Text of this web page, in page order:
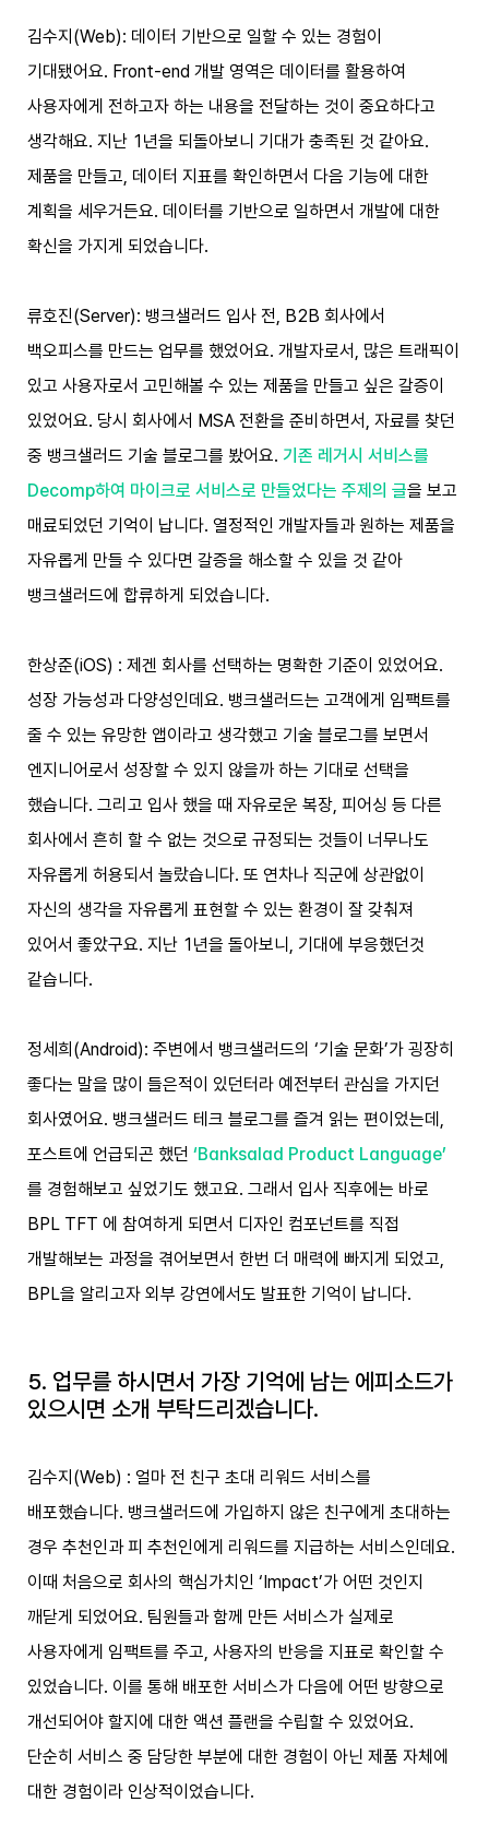
김수지(Web): 데이터 기반으로 일할 수 있는 경험이
기대됐어요. Front-end 개발 영역은 데이터를 활용하여
사용자에게 전하고자 하는 내용을 전달하는 것이 중요하다고
생각해요. 지난 1년을 되돌아보니 기대가 충족된 것 같아요.
제품을 만들고, 데이터 지표를 확인하면서 다음 기능에 대한
계획을 세우거든요. 데이터를 기반으로 일하면서 개발에 대한
확신을 가지게 되었습니다.
류호진(Server): 뱅크샐러드 입사 전, B2B 회사에서
백오피스를 만드는 업무를 했었어요. 개발자로서, 많은 트래픽이
있고 사용자로서 고민해볼 수 있는 제품을 만들고 싶은 갈증이
있었어요. 당시 회사에서 MSA 전환을 준비하면서, 자료를 찾던
중 뱅크샐러드 기술 블로그를 봤어요. 기존 레거시 서비스를
Decomp하여 마이크로 서비스로 만들었다는 주제의 글을 보고
매료되었던 기억이 납니다. 열정적인 개발자들과 원하는 제품을
자유롭게 만들 수 있다면 갈증을 해소할 수 있을 것 같아
뱅크샐러드에 합류하게 되었습니다.
한상준(iOS) : 제겐 회사를 선택하는 명확한 기준이 있었어요.
성장 가능성과 다양성인데요. 뱅크샐러드는 고객에게 임팩트를
줄 수 있는 유망한 앱이라고 생각했고 기술 블로그를 보면서
엔지니어로서 성장할 수 있지 않을까 하는 기대로 선택을
했습니다. 그리고 입사 했을 때 자유로운 복장, 피어싱 등 다른
회사에서 흔히 할 수 없는 것으로 규정되는 것들이 너무나도
자유롭게 허용되서 놀랐습니다. 또 연차나 직군에 상관없이
자신의 생각을 자유롭게 표현할 수 있는 환경이 잘 갖춰져
있어서 좋았구요. 지난 1년을 돌아보니, 기대에 부응했던것
같습니다.
정세희(Android): 주변에서 뱅크샐러드의 ‘기술 문화’가 굉장히
좋다는 말을 많이 들은적이 있던터라 예전부터 관심을 가지던
회사였어요. 뱅크샐러드 테크 블로그를 즐겨 읽는 편이었는데,
포스트에 언급되곤 했던 ‘Banksalad Product Language’
를 경험해보고 싶었기도 했고요. 그래서 입사 직후에는 바로
BPL TFT 에 참여하게 되면서 디자인 컴포넌트를 직접
개발해보는 과정을 겪어보면서 한번 더 매력에 빠지게 되었고,
BPL을 알리고자 외부 강연에서도 발표한 기억이 납니다.
5. 업무를 하시면서 가장 기억에 남는 에피소드가
있으시면 소개 부탁드리겠습니다.
김수지(Web) : 얼마 전 친구 초대 리워드 서비스를
배포했습니다. 뱅크샐러드에 가입하지 않은 친구에게 초대하는
경우 추천인과 피 추천인에게 리워드를 지급하는 서비스인데요.
이때 처음으로 회사의 핵심가치인 ‘Impact’가 어떤 것인지
깨닫게 되었어요. 팀원들과 함께 만든 서비스가 실제로
사용자에게 임팩트를 주고, 사용자의 반응을 지표로 확인할 수
있었습니다. 이를 통해 배포한 서비스가 다음에 어떤 방향으로
개선되어야 할지에 대한 액션 플랜을 수립할 수 있었어요.
단순히 서비스 중 담당한 부분에 대한 경험이 아닌 제품 자체에
대한 경험이라 인상적이었습니다.